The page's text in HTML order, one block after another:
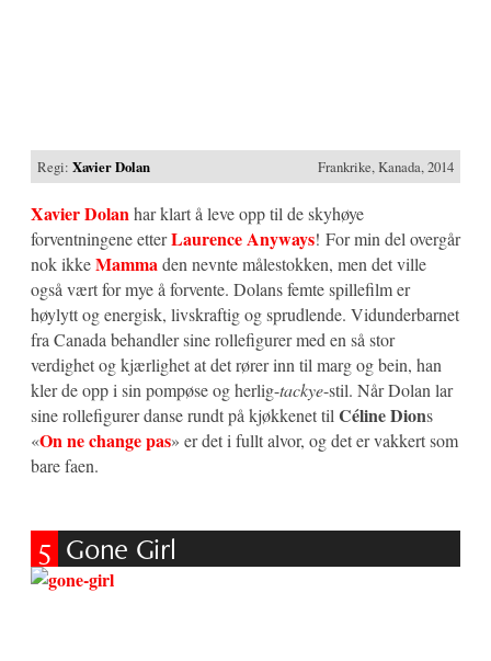
Regi:Xavier Dolan Frankrike, Kanada, 2014
Xavier Dolanhar klart å leve opp til de skyhøye
forventningene etterLaurence Anyways! For min del overgår
nok ikkeMammaden nevnte målestokken, men det ville
også vært for mye å forvente. Dolans femte spillefilm er
høylytt og energisk, livskraftig og sprudlende. Vidunderbarnet
fra Canada behandler sine rollefigurer med en så stor
verdighet og kjærlighet at det rører inn til marg og bein, han
kler de opp i sin pompøse og herlig-tackye-stil. Når Dolan lar
sine rollefigurer danse rundt på kjøkkenet tilCéline Dions
«On ne change pas» er det i fullt alvor, og det er vakkert som
bare faen.
5 Gone Girl